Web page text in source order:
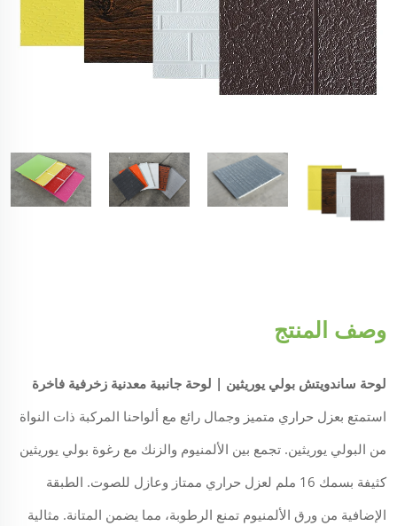
وصف المنتج
لوحة ساندويتش بولي يوريثين | لوحة جانبية معدنية زخرفية فاخرة
استمتع بعزل حراري متميز وجمال رائع مع ألواحنا المركبة ذات النواة
من البولي يوريثين. تجمع بين الألمنيوم والزنك مع رغوة بولي يوريثين
كثيفة بسمك 16 ملم لعزل حراري ممتاز وعازل للصوت. الطبقة
الإضافية من ورق الألمنيوم تمنع الرطوبة، مما يضمن المتانة. مثالية